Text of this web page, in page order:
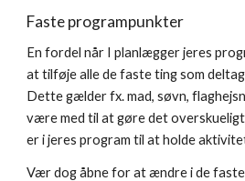
Faste programpunkter
En fordel når I planlægger jeres
at tilføje alle de faste ting som
Dette gælder fx. mad, søvn,
være med til at gøre det
er i jeres program til at holde
Vær dog åbne for at ændre i de